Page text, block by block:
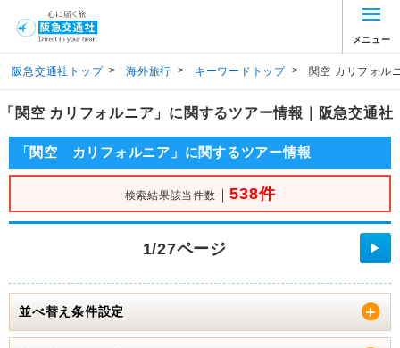
メニュー
阪急交通社トップ > 海外旅行 > キーワードトップ > 関空 カリフォル
「関空 カリフォルニア」に関するツアー情報｜阪急交通社
「関空 カリフォルニア」に関するツアー情報
検索結果該当件数 ｜538件
1/27ページ ▶
並べ替え条件設定